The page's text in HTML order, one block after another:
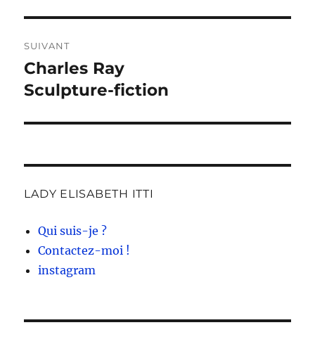
SUIVANT
Publication
suivante :
Charles Ray
Sculpture-fiction
LADY ELISABETH ITTI
Qui suis-je ?
Contactez-moi !
instagram